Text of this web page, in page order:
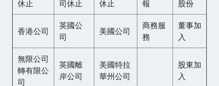
休止
司休止
休止
報
股份
香港公司
英國公
司
美國公司
商務服
務
董事加
入
無限公司
轉有限公
司
英國離
岸公司
美國特拉
華州公司
股東加
入